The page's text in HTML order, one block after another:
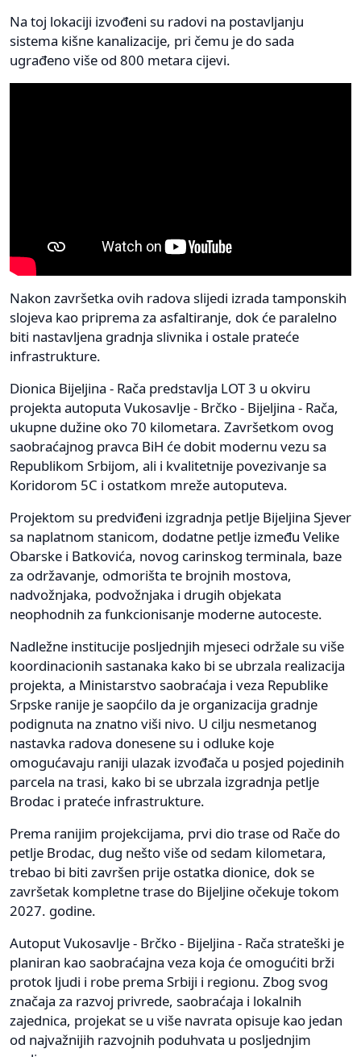
Na toj lokaciji izvođeni su radovi na postavljanju
sistema kišne kanalizacije, pri čemu je do sada
ugrađeno više od 800 metara cijevi.
Nakon završetka ovih radova slijedi izrada tamponskih
slojeva kao priprema za asfaltiranje, dok će paralelno
biti nastavljena gradnja slivnika i ostale prateće
infrastrukture.
Dionica Bijeljina - Rača predstavlja LOT 3 u okviru
projekta autoputa Vukosavlje - Brčko - Bijeljina - Rača,
ukupne dužine oko 70 kilometara. Završetkom ovog
saobraćajnog pravca BiH će dobit modernu vezu sa
Republikom Srbijom, ali i kvalitetnije povezivanje sa
Koridorom 5C i ostatkom mreže autoputeva.
Projektom su predviđeni izgradnja petlje Bijeljina Sjever
sa naplatnom stanicom, dodatne petlje između Velike
Obarske i Batkovića, novog carinskog terminala, baze
za održavanje, odmorišta te brojnih mostova,
nadvožnjaka, podvožnjaka i drugih objekata
neophodnih za funkcionisanje moderne autoceste.
Nadležne institucije posljednjih mjeseci održale su više
koordinacionih sastanaka kako bi se ubrzala realizacija
projekta, a Ministarstvo saobraćaja i veza Republike
Srpske ranije je saopćilo da je organizacija gradnje
podignuta na znatno viši nivo. U cilju nesmetanog
nastavka radova donesene su i odluke koje
omogućavaju raniji ulazak izvođača u posjed pojedinih
parcela na trasi, kako bi se ubrzala izgradnja petlje
Brodac i prateće infrastrukture.
Prema ranijim projekcijama, prvi dio trase od Rače do
petlje Brodac, dug nešto više od sedam kilometara,
trebao bi biti završen prije ostatka dionice, dok se
završetak kompletne trase do Bijeljine očekuje tokom
2027. godine.
Autoput Vukosavlje - Brčko - Bijeljina - Rača strateški je
planiran kao saobraćajna veza koja će omogućiti brži
protok ljudi i robe prema Srbiji i regionu. Zbog svog
značaja za razvoj privrede, saobraćaja i lokalnih
zajednica, projekat se u više navrata opisuje kao jedan
od najvažnijih razvojnih poduhvata u posljednjim